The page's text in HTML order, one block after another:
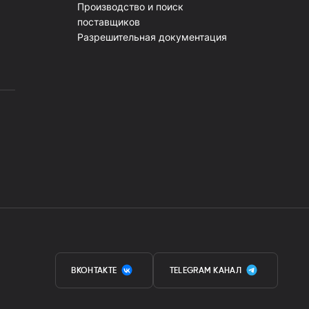
Производство и поиск
поставщиков
Разрешительная документация
ВКОНТАКТЕ TELEGRAM КАНАЛ